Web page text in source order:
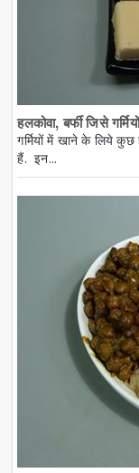
हलकोवा, बर्फी जिसे
गर्मियों में खाने के लिये कुछ
हैं. इन...